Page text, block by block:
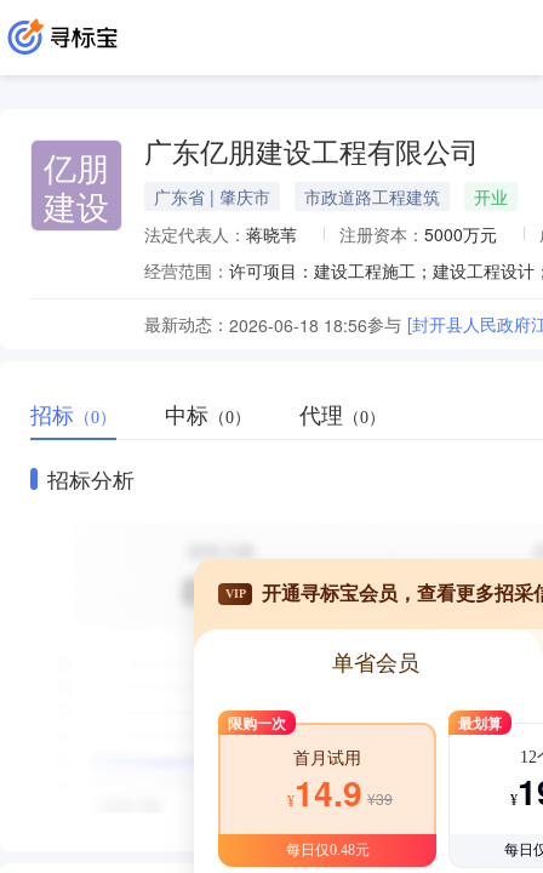
亿朋
建设
广东亿朋建设工程有限公司
广东省 | 肇庆市 市政道路工程建筑
开业
法定代表人： 蒋晓苇 注册资本： 5000万元
经营范围：
最新动态： 2026-06-18 18:56参与
招标 （0） 中标 （0） 代理 （0）
招标分析
VIP 开通寻标宝会员，查看更多招采
单省会员
限购一次
首月试用
¥14.9 ¥39
每日仅0.48元
最划算
12
¥
每日